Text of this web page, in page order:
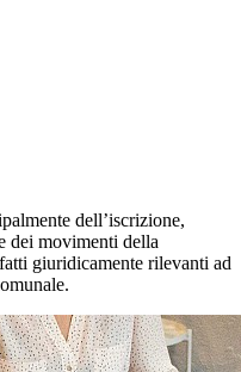
dell’iscrizione,
dei movimenti della
giuridicamente rilevanti ad